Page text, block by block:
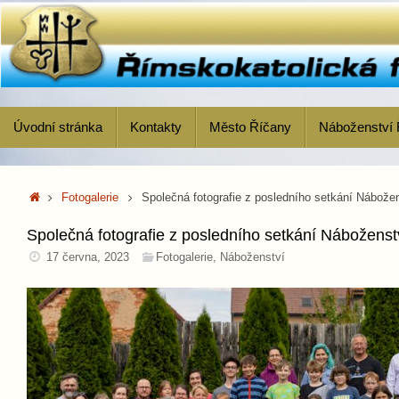
Skip
to
content
content
Úvodní stránka Kontakty Město Říčany Náboženství
HomeFotogalerie Společná fotografie z posledního setkání
Společná fotografie z posledního setkání
17 června, 2023 Fotogalerie, Náboženství